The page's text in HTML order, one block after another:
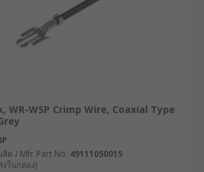
WSP Crimp Wire, Coaxial Type
ต / Mfr. Part No. 49111050015
ในกล่อง)